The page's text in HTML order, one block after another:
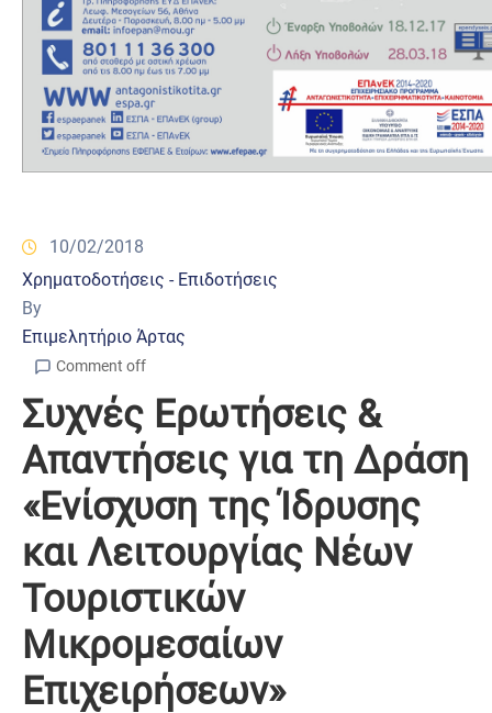
10/02/2018
Χρηματοδοτήσεις - Επιδοτήσεις
By
Επιμελητήριο Άρτας
Comment off
Συχνές Ερωτήσεις &
Απαντήσεις για τη Δράση
«Ενίσχυση της Ίδρυσης
και Λειτουργίας Νέων
Τουριστικών
Μικρομεσαίων
Επιχειρήσεων»